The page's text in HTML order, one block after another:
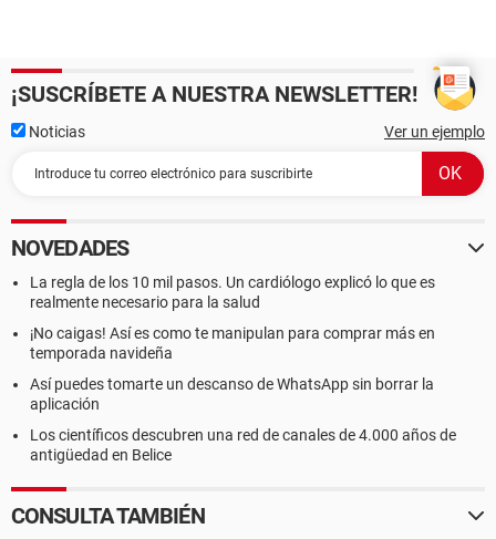
¡SUSCRÍBETE A NUESTRA NEWSLETTER!
Noticias Ver un ejemplo
NOVEDADES
La regla de los 10 mil pasos. Un cardiólogo explicó lo que es
realmente necesario para la salud
¡No caigas! Así es como te manipulan para comprar más en
temporada navideña
Así puedes tomarte un descanso de WhatsApp sin borrar la
aplicación
Los científicos descubren una red de canales de 4.000 años de
antigüedad en Belice
CONSULTA TAMBIÉN